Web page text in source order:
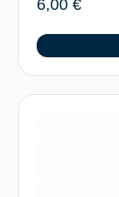
6,00 €